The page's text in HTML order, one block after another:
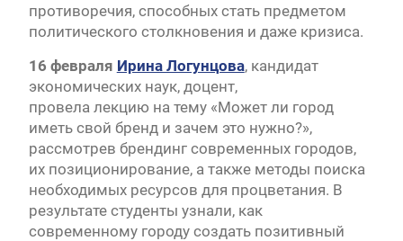
противоречия, способных стать предметом
политического столкновения и даже кризиса.​
16 февраля Ирина Логунцова, кандидат
экономических наук, доцент,​
провела лекцию на тему «Может ли город
иметь свой бренд и зачем это нужно?»,
рассмотрев брендинг современных городов,
их позиционирование, а также методы поиска
необходимых ресурсов для процветания. В
результате студенты узнали, как
современному городу создать позитивный